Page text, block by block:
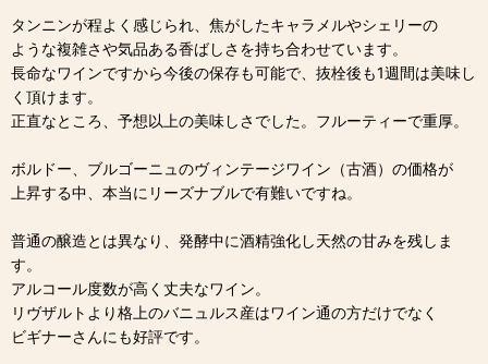
タンニンが程よく感じられ、焦がしたキャラメルやシェリーの
ような複雑さや気品ある香ばしさを持ち合わせています。
長命なワインですから今後の保存も可能で、抜栓後も1週間は美味し
く頂けます。
正直なところ、予想以上の美味しさでした。フルーティーで重厚。
ボルドー、ブルゴーニュのヴィンテージワイン（古酒）の価格が
上昇する中、本当にリーズナブルで有難いですね。
普通の醸造とは異なり、発酵中に酒精強化し天然の甘みを残しま
す。
アルコール度数が高く丈夫なワイン。
リヴザルトより格上のバニュルス産はワイン通の方だけでなく
ビギナーさんにも好評です。